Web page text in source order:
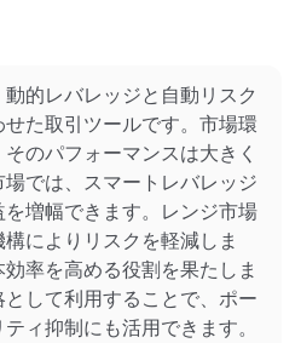
的レバレッジと自動リスク
た取引ツールです。市場環
のパフォーマンスは大きく
では、スマートレバレッジ
増幅できます。レンジ市場
によりリスクを軽減しま
率を高める役割を果たしま
して利用することで、ポー
ィ抑制にも活用できます。